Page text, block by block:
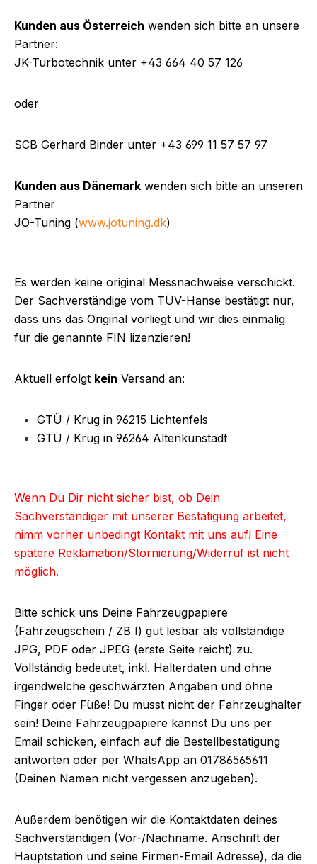
Kunden aus Österreich wenden sich bitte an unsere
Partner:
JK-Turbotechnik unter +43 664 40 57 126
oder
SCB Gerhard Binder unter +43 699 11 57 57 97
Kunden aus Dänemark wenden sich bitte an unseren
Partner
JO-Tuning (www.jotuning.dk)
Es werden keine original Messnachweise verschickt.
Der Sachverständige vom TÜV-Hanse bestätigt nur,
dass uns das Original vorliegt und wir dies einmalig
für die genannte FIN lizenzieren!
Aktuell erfolgt kein Versand an:
GTÜ / Krug in 96215 Lichtenfels
GTÜ / Krug in 96264 Altenkunstadt
Wenn Du Dir nicht sicher bist, ob Dein
Sachverständiger mit unserer Bestätigung arbeitet,
nimm vorher unbedingt Kontakt mit uns auf! Eine
spätere Reklamation/Stornierung/Widerruf ist nicht
möglich.
Bitte schick uns Deine Fahrzeugpapiere
(Fahrzeugschein / ZB I) gut lesbar als vollständige
JPG, PDF oder JPEG (erste Seite reicht) zu.
Vollständig bedeutet, inkl. Halterdaten und ohne
irgendwelche geschwärzten Angaben und ohne
Finger oder Füße! Du musst nicht der Fahrzeughalter
sein! Deine Fahrzeugpapiere kannst Du uns per
Email schicken, einfach auf die Bestellbestätigung
antworten oder per WhatsApp an 01786565611
(Deinen Namen nicht vergessen anzugeben).
Außerdem benötigen wir die Kontaktdaten deines
Sachverständigen (Vor-/Nachname. Anschrift der
Hauptstation und seine Firmen-Email Adresse), da die